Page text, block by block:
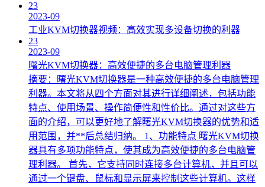
23
2023-09
工业KVM切换器视频：高效实现多设备切换的利器
23
2023-09
曙光KVM切换器：高效便捷的多台电脑管理利器
摘要：曙光KVM切换器是一种高效便捷的多台电脑管理
利器。本文将从四个方面对其进行详细阐述，包括功能
特点、使用场景、操作简便性和性价比。通过对这些方
面的介绍，可以更好地了解曙光KVM切换器的优势和适
用范围，并**后总结归纳。 1、功能特点 曙光KVM切换
器具有多项功能特点，使其成为高效便捷的多台电脑管
理利器。 首先，它支持同时连接多台计算机，并且可以
通过一个键盘、鼠标和显示屏来控制这些计算机。这样